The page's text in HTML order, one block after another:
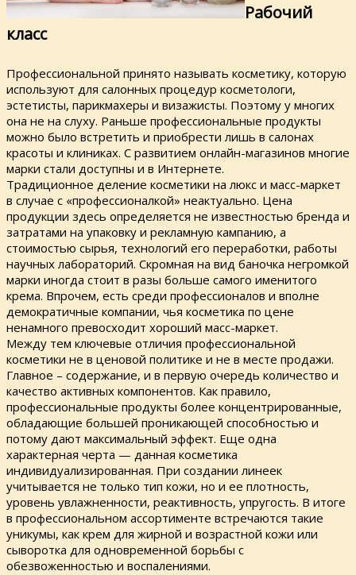
Рабочий
класс
Профессиональной принято называть косметику, которую
используют для салонных процедур косметологи,
эстетисты, парикмахеры и визажисты. Поэтому у многих
она не на слуху. Раньше профессиональные продукты
можно было встретить и приобрести лишь в салонах
красоты и клиниках. С развитием онлайн-магазинов многие
марки стали доступны и в Интернете.
Традиционное деление косметики на люкс и масс-маркет
в случае с «профессионалкой» неактуально. Цена
продукции здесь определяется не известностью бренда и
затратами на упаковку и рекламную кампанию, а
стоимостью сырья, технологий его переработки, работы
научных лабораторий. Скромная на вид баночка негромкой
марки иногда стоит в разы больше самого именитого
крема. Впрочем, есть среди профессионалов и вполне
демократичные компании, чья косметика по цене
ненамного превосходит хороший масс-маркет.
Между тем ключевые отличия профессиональной
косметики не в ценовой политике и не в месте продажи.
Главное – содержание, и в первую очередь количество и
качество активных компонентов. Как правило,
профессиональные продукты более концентрированные,
обладающие большей проникающей способностью и
потому дают максимальный эффект. Еще одна
характерная черта — данная косметика
индивидуализированная. При создании линеек
учитывается не только тип кожи, но и ее плотность,
уровень увлажненности, реактивность, упругость. В итоге
в профессиональном ассортименте встречаются такие
уникумы, как крем для жирной и возрастной кожи или
сыворотка для одновременной борьбы с
обезвоженностью и воспалениями.